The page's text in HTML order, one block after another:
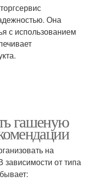
Она
с использованием
гашеную
на
от типа